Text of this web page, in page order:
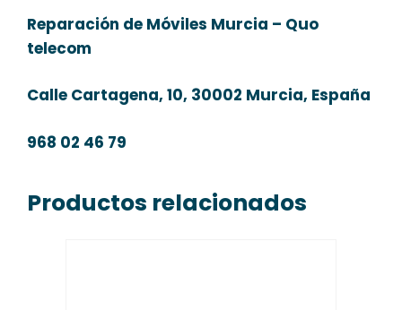
Reparación de Móviles Murcia – Quo
telecom
Calle Cartagena, 10, 30002 Murcia, España
968 02 46 79
Productos relacionados